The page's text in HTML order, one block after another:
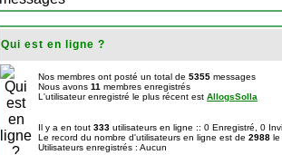
Qui est en ligne ?
Nos membres ont posté un total de 5355 messages
Nous avons 11 membres enregistrés
L'utilisateur enregistré le plus récent est AllogsSolla
Il y a en tout 333 utilisateurs en ligne :: 0 Enregistré, 0
Le record du nombre d'utilisateurs en ligne est de 2988 le
Utilisateurs enregistrés : Aucun